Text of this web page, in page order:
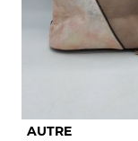
AUTRE